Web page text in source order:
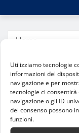
Utilizziamo tecnologie
informazioni del
navigazione e per
tecnologie ci
navigazione o gli ID
del consenso possono
funzioni.
Home
MotoGP
dopo la storica